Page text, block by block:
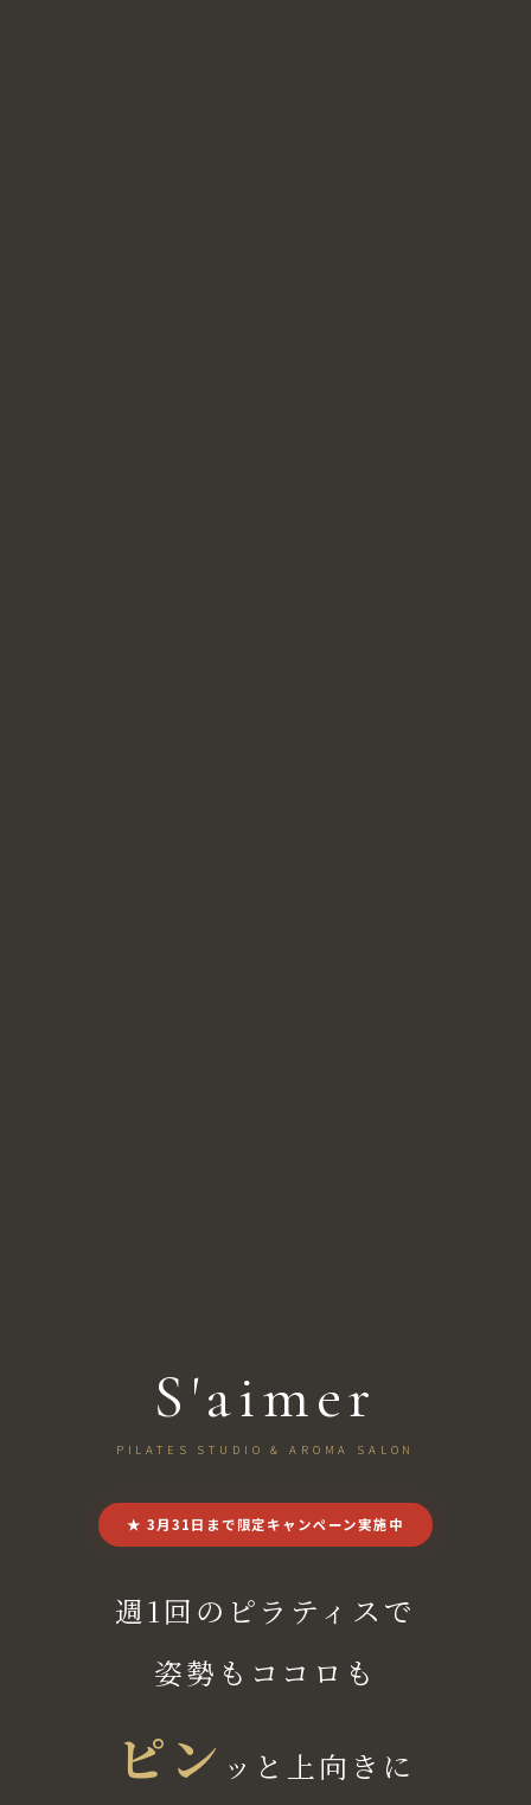
S'aimer
PILATES STUDIO & AROMA SALON
★ 3月31日まで限定キャンペーン実施中
週1回のピラティスで
姿勢もココロも
ピン ッと上向きに